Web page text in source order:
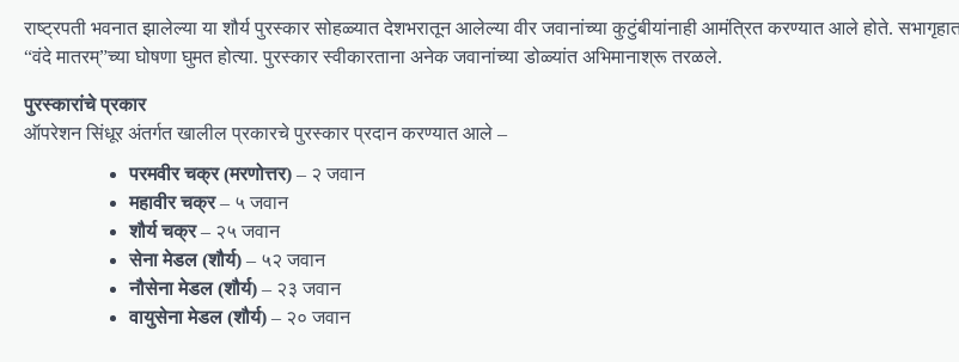
राष्ट्रपती भवनात झालेल्या या शौर्य पुरस्कार सोहळ्यात देशभरातून आलेल्या वीर जवानांच्या कुटुंबीयांनाही आमंत्रित करण्यात आले होते.
“वंदे मातरम्”च्या घोषणा घुमत होत्या. पुरस्कार स्वीकारताना अनेक जवानांच्या डोळ्यांत अभिमानाश्रू तरळले.
पुरस्कारांचे प्रकार
ऑपरेशन सिंधूर अंतर्गत खालील प्रकारचे पुरस्कार प्रदान करण्यात आले –
परमवीर चक्र (मरणोत्तर) – २ जवान
महावीर चक्र– ५ जवान
शौर्य चक्र– २५ जवान
सेना मेडल (शौर्य) – ५२ जवान
नौसेना मेडल (शौर्य) – २३ जवान
वायुसेना मेडल (शौर्य) – २० जवान